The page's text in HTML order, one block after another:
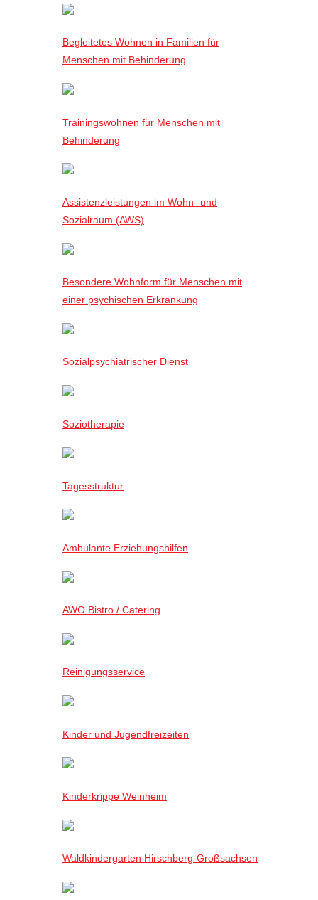
Begleitetes Wohnen in Familien für
Menschen mit Behinderung
Trainingswohnen für Menschen mit
Behinderung
Assistenzleistungen im Wohn- und
Sozialraum (AWS)
Besondere Wohnform für Menschen mit
einer psychischen Erkrankung
Sozialpsychiatrischer Dienst
Soziotherapie
Tagesstruktur
Ambulante Erziehungshilfen
AWO Bistro / Catering
Reinigungsservice
Kinder und Jugendfreizeiten
Kinderkrippe Weinheim
Waldkindergarten Hirschberg-Großsachsen